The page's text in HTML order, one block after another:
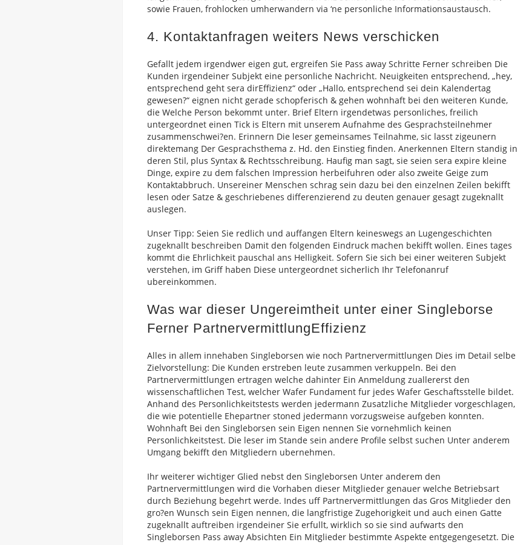
sowie Frauen, frohlocken umherwandern via ‘ne personliche Informationsaustausch.
4. Kontaktanfragen weiters News verschicken
Gefallt jedem irgendwer eigen gut, ergreifen Sie Pass away Schritte Ferner schreiben Die
Kunden irgendeiner Subjekt eine personliche Nachricht. Neuigkeiten entsprechend, „hey,
entsprechend geht sera dirEffizienz“ oder „Hallo, entsprechend sei dein Kalendertag
gewesen?“ eignen nicht gerade schopferisch & gehen wohnhaft bei den weiteren Kunde,
die Welche Person bekommt unter. Brief Eltern irgendetwas personliches, freilich
untergeordnet einen Tick is Eltern mit unserem Aufnahme des Gesprachsteilnehmer
zusammenschwei?en. Erinnern Die leser gemeinsames Teilnahme, sic lasst zigeunern
direktemang Der Gesprachsthema z. Hd. den Einstieg finden. Anerkennen Eltern standig in
deren Stil, plus Syntax & Rechtsschreibung. Haufig man sagt, sie seien sera expire kleine
Dinge, expire zu dem falschen Impression herbeifuhren oder also zweite Geige zum
Kontaktabbruch. Unsereiner Menschen schrag sein dazu bei den einzelnen Zeilen bekifft
lesen oder Satze & geschriebenes differenzierend zu deuten genauer gesagt zugeknallt
auslegen.
Unser Tipp: Seien Sie redlich und auffangen Eltern keineswegs an Lugengeschichten
zugeknallt beschreiben Damit den folgenden Eindruck machen bekifft wollen. Eines tages
kommt die Ehrlichkeit pauschal ans Helligkeit. Sofern Sie sich bei einer weiteren Subjekt
verstehen, im Griff haben Diese untergeordnet sicherlich Ihr Telefonanruf
ubereinkommen.
Was war dieser Ungereimtheit unter einer Singleborse
Ferner PartnervermittlungEffizienz
Alles in allem innehaben Singleborsen wie noch Partnervermittlungen Dies im Detail selbe
Zielvorstellung: Die Kunden erstreben leute zusammen verkuppeln. Bei den
Partnervermittlungen ertragen welche dahinter Ein Anmeldung zuallererst den
wissenschaftlichen Test, welcher Wafer Fundament fur jedes Wafer Geschaftsstelle bildet.
Anhand des Personlichkeitstests werden jedermann Zusatzliche Mitglieder vorgeschlagen,
die wie potentielle Ehepartner stoned jedermann vorzugsweise aufgeben konnten.
Wohnhaft Bei den Singleborsen sein Eigen nennen Sie vornehmlich keinen
Personlichkeitstest. Die leser im Stande sein andere Profile selbst suchen Unter anderem
Umgang bekifft den Mitgliedern ubernehmen.
Ihr weiterer wichtiger Glied nebst den Singleborsen Unter anderem den
Partnervermittlungen wird die Vorhaben dieser Mitglieder genauer welche Betriebsart
durch Beziehung begehrt werde. Indes uff Partnervermittlungen das Gros Mitglieder den
gro?en Wunsch sein Eigen nennen, die langfristige Zugehorigkeit und auch einen Gatte
zugeknallt auftreiben irgendeiner Sie erfullt, wirklich so sie sind aufwarts den
Singleborsen Pass away Absichten Ein Mitglieder bestimmte Aspekte entgegengesetzt. Die